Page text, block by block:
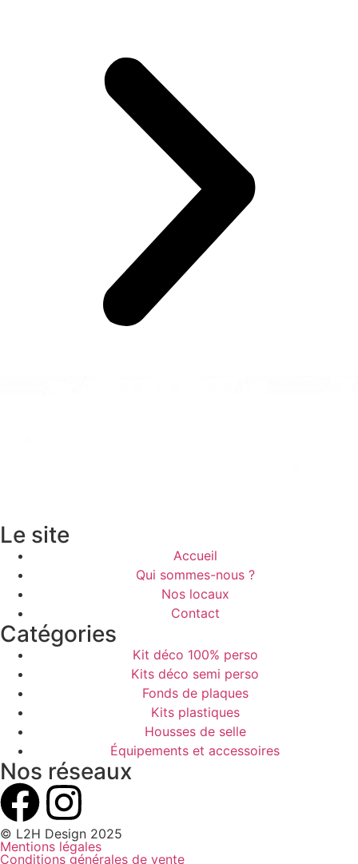
Le site
Accueil
Qui sommes-nous ?
Nos locaux
Contact
Catégories
Kit déco 100% perso
Kits déco semi perso
Fonds de plaques
Kits plastiques
Housses de selle
Équipements et accessoires
Nos réseaux
© L2H Design 2025
Mentions légales
Conditions générales de vente